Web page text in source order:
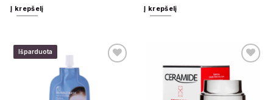
Į krepšelį Į krepšelį
Išparduota